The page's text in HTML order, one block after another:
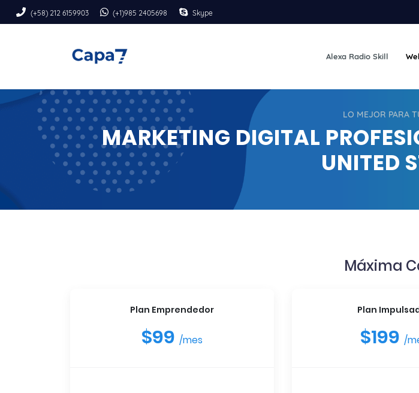
Alexa Radio Skill
(+58) 212 6159903 (+1)985 2405698 Skype
LO MEJOR PARA
MARKETING DIGITAL
UNITED
Máxima
Plan Emprendedor
$99 /mes
Plan
$199 /